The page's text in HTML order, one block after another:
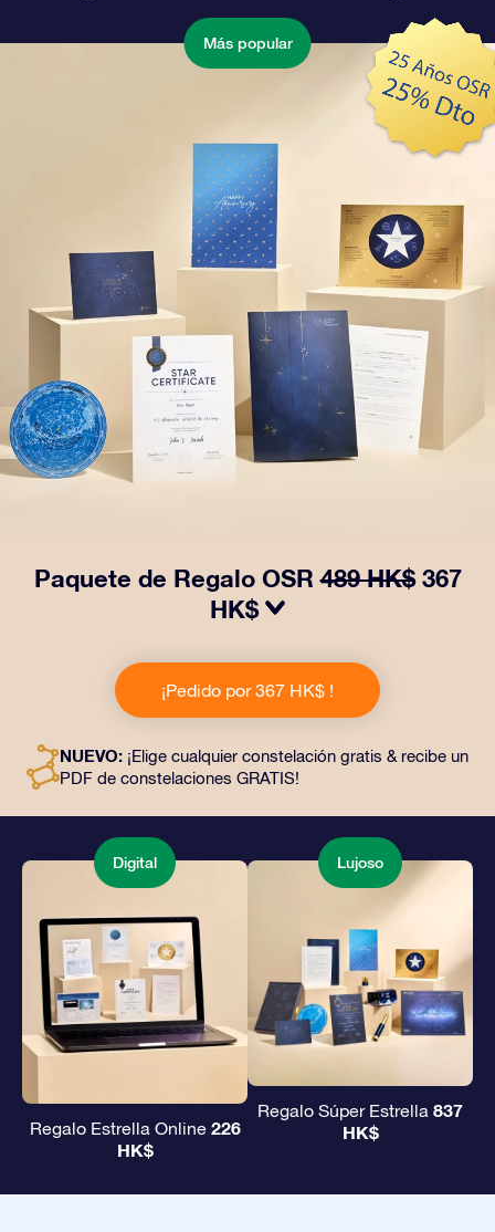
Más popular
Paquete de Regalo OSR489 HK$ 367
HK$
OSR! Este regalo incluye un bonito sobre y documentos
personalizados enviados a la dirección que elijas,
además de documentos digitales y el uso gratuito de
obsequiar un regalo eterno a amigos y seres queridos.
¡Pedido por 367 HK$ !
NUEVO: ¡Elige cualquier constelación gratis & recibe un
PDF de constelaciones GRATIS!
Digital
Regalo Estrella Online 226
HK$
Lujoso
Regalo Súper Estrella 837
HK$